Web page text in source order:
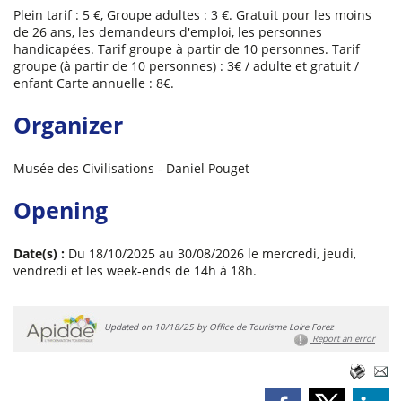
Plein tarif : 5 €, Groupe adultes : 3 €. Gratuit pour les moins
de 26 ans, les demandeurs d'emploi, les personnes
handicapées. Tarif groupe à partir de 10 personnes. Tarif
groupe (à partir de 10 personnes) : 3€ / adulte et gratuit /
enfant Carte annuelle : 8€.
Organizer
Musée des Civilisations - Daniel Pouget
Opening
Date(s) : Du 18/10/2025 au 30/08/2026 le mercredi, jeudi,
vendredi et les week-ends de 14h à 18h.
Updated on 10/18/25 by Office de Tourisme Loire Forez
Report an error